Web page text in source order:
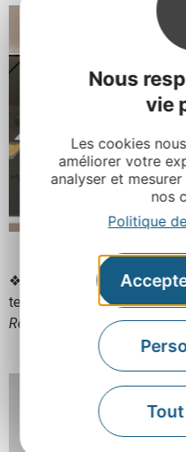
Nous
vie
Les cookies
améliorer votre
analyser et
nos
Politique
❖ C’est l’occasion de voir
tel que l
e fumeur à la
Rembrandt.